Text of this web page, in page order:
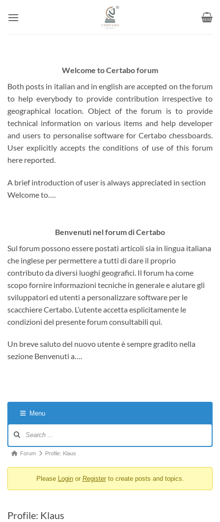
Welcome to Certabo forum
Both posts in italian and in english are accepted on the forum
to help everybody to provide contribution irrespective to
geographical location. Object of the forum is to provide
technical information on various items and help developer
and users to personalise software for Certabo chessboards.
User explicitly accepts the conditions of use of this forum
here reported.
A brief introduction of user is always appreciated in section
Welcome to….
Benvenuti nel forum di Certabo
Sul forum possono essere postati articoli sia in lingua italiana
che inglese per permettere a tutti di dare il proprio
contributo da diversi luoghi geografici. Il forum ha come
scopo fornire informazioni tecniche in generale e aiutare gli
sviluppatori ed utenti a personalizzare software per le
scacchiere Certabo. L’utente accetta esplicitamente le
condizioni del presente forum consultabili qui.
Un breve saluto del nuovo utente è sempre gradito nella
sezione Benvenuti a….
Menu
Navigation
Forum
You
here:
Forum Profile: Klaus
Please Loginor Registerto create posts and topics.
Profile: Klaus